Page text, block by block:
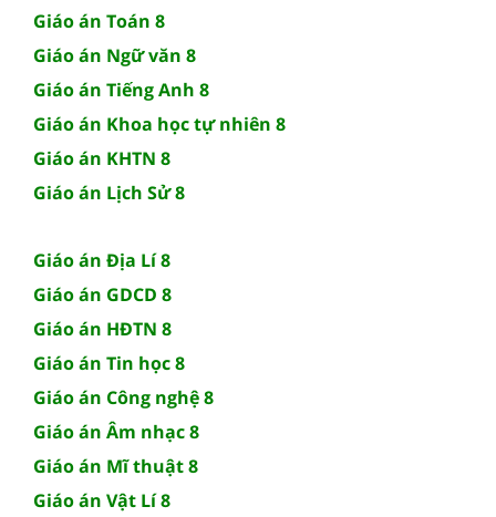
Giáo án Toán 8
Giáo án Ngữ văn 8
Giáo án Tiếng Anh 8
Giáo án Khoa học tự nhiên 8
Giáo án KHTN 8
Giáo án Lịch Sử 8
Giáo án Địa Lí 8
Giáo án GDCD 8
Giáo án HĐTN 8
Giáo án Tin học 8
Giáo án Công nghệ 8
Giáo án Âm nhạc 8
Giáo án Mĩ thuật 8
Giáo án Vật Lí 8